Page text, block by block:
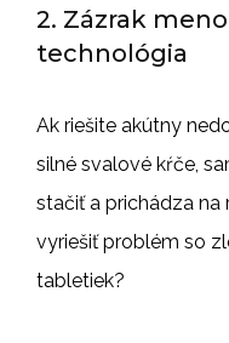
2. Zázrak
technológia
Ak riešite akútny
silné svalové kŕče,
stačiť a prichádza na
vyriešiť problém so
tabletiek?